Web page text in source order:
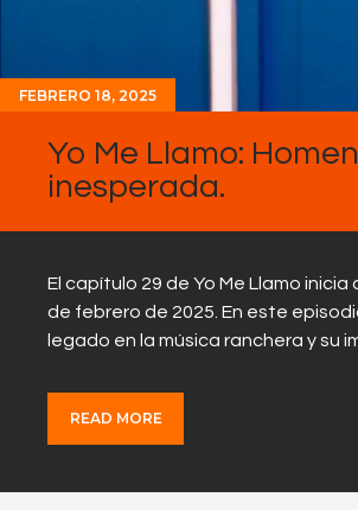
FEBRERO 18, 2025
Yo Me Llamo:
inesperada.
El capítulo 29 de Yo Me Llamo
de febrero de 2025. En este
legado en la música ranchera y su
READ MORE